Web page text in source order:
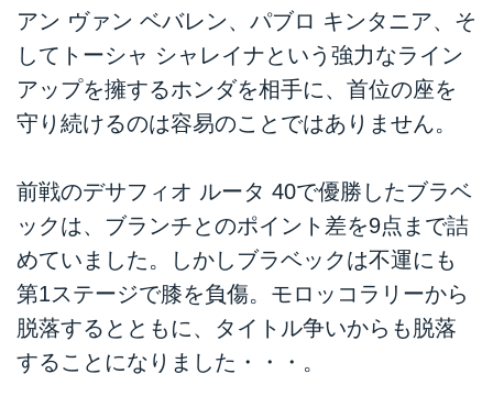
アン ヴァン ベバレン、パブロ キンタニア、そ
してトーシャ シャレイナという強力なライン
アップを擁するホンダを相手に、首位の座を
守り続けるのは容易のことではありません。
前戦のデサフィオ ルータ 40で優勝したブラベ
ックは、ブランチとのポイント差を9点まで詰
めていました。しかしブラベックは不運にも
第1ステージで膝を負傷。モロッコラリーから
脱落するとともに、タイトル争いからも脱落
することになりました・・・。